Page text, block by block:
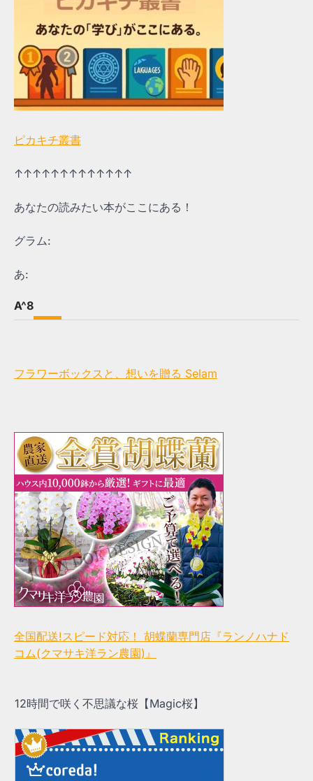
ピカキチ叢書
↑↑↑↑↑↑↑↑↑↑↑↑↑
あなたの読みたい本がここにある！
グラム:
あ:
A^8
フラワーボックスと、想いを贈る Selam
全国配送!スピード対応！ 胡蝶蘭専門店『ランノハナド
コム(クマサキ洋ラン農園)』
12時間で咲く不思議な桜【Magic桜】